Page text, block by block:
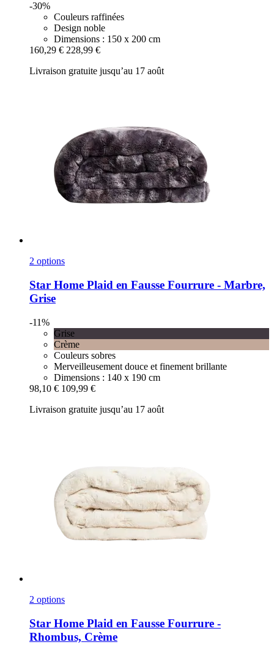
-30%
Couleurs raffinées
Design noble
Dimensions : 150 x 200 cm
160,29 € 228,99 €
Livraison gratuite jusqu’au 17 août
2 options
Star Home Plaid en Fausse Fourrure -​ Marbre,
Grise
-11%
Grise
Crème
Couleurs sobres
Merveilleusement douce et finement brillante
Dimensions : 140 x 190 cm
98,10 € 109,99 €
Livraison gratuite jusqu’au 17 août
2 options
Star Home Plaid en Fausse Fourrure -​
Rhombus, Crème